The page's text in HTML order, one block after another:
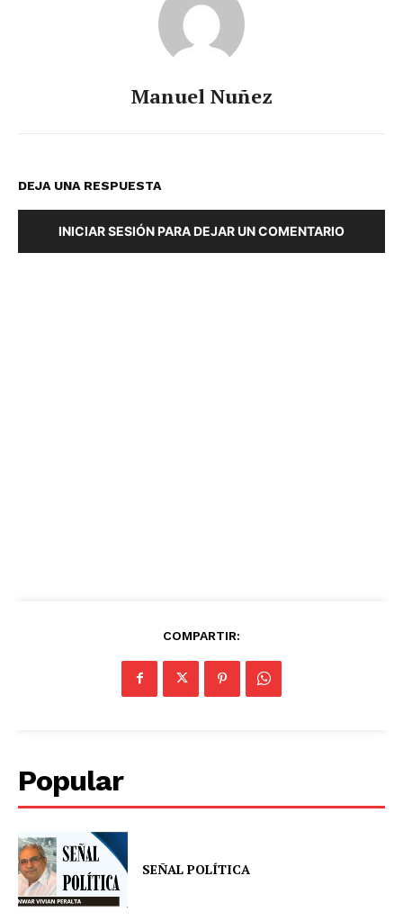
Manuel Nuñez
DEJA UNA RESPUESTA
INICIAR SESIÓN PARA DEJAR UN COMENTARIO
COMPARTIR:
Popular
SEÑAL POLÍTICA